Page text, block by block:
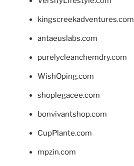
kingscreekadventures.com
antaeuslabs.com
purelycleanchemdry.com
WishOping.com
shoplegacee.com
bonvivantshop.com
CupPlante.com
mpzin.com